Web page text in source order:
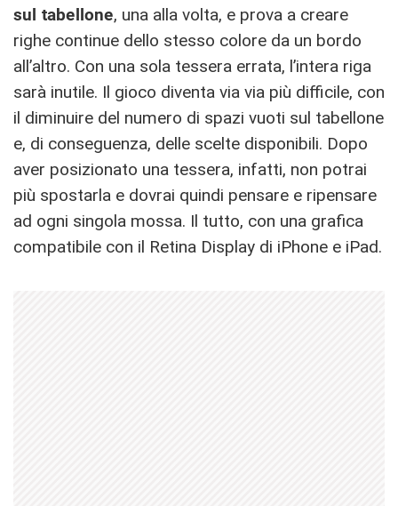
sul tabellone, una alla volta, e prova a creare
righe continue dello stesso colore da un bordo
all’altro. Con una sola tessera errata, l’intera riga
sarà inutile. Il gioco diventa via via più difficile, con
il diminuire del numero di spazi vuoti sul tabellone
e, di conseguenza, delle scelte disponibili. Dopo
aver posizionato una tessera, infatti, non potrai
più spostarla e dovrai quindi pensare e ripensare
ad ogni singola mossa. Il tutto, con una grafica
compatibile con il Retina Display di iPhone e iPad.